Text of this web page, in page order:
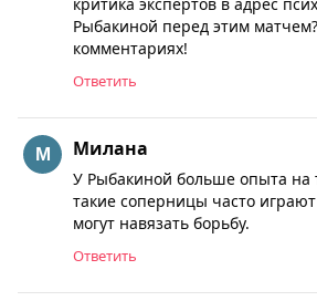
Рыбакиной перед этим
комментариях!
Ответить
Милана
У Рыбакиной больше опыта на
такие соперницы часто
могут навязать борьбу.
Ответить